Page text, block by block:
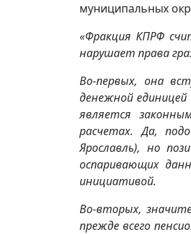
муниципальных
«Фракция КПРФ
нарушает права
Во-первых, она
денежной
является
расчетах. Да,
Ярославль), но
оспаривающих
инициативой.
Во-вторых,
прежде всего